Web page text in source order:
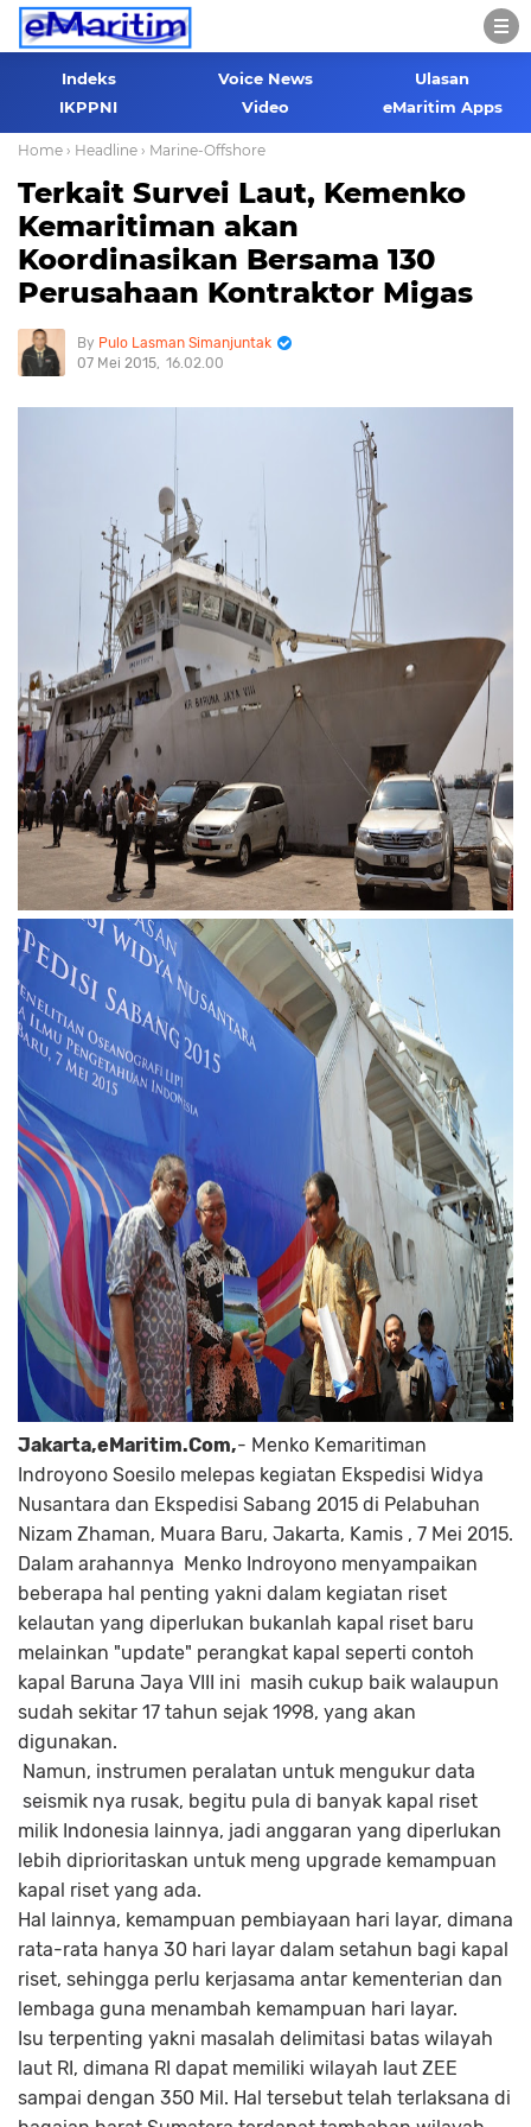
Indeks Voice News
Ulasan
IKPPNI
Video eMaritim Apps
Home › Headline › Marine-Offshore
Terkait Survei Laut, Kemenko
Kemaritiman akan
Koordinasikan Bersama 130
Perusahaan Kontraktor Migas
Pulo Lasman Simanjuntak
07 Mei 2015 16.02.00
Jakarta,eMaritim.Com,- Menko Kemaritiman
Indroyono Soesilo melepas kegiatan Ekspedisi Widya
Nusantara dan Ekspedisi Sabang 2015 di Pelabuhan
Nizam Zhaman, Muara Baru, Jakarta, Kamis , 7 Mei 2015.
Dalam arahannya Menko Indroyono menyampaikan
beberapa hal penting yakni dalam kegiatan riset
kelautan yang diperlukan bukanlah kapal riset baru
melainkan "update" perangkat kapal seperti contoh
kapal Baruna Jaya VIII ini masih cukup baik walaupun
sudah sekitar 17 tahun sejak 1998, yang akan
digunakan.
Namun, instrumen peralatan untuk mengukur data
seismik nya rusak, begitu pula di banyak kapal riset
milik Indonesia lainnya, jadi anggaran yang diperlukan
lebih diprioritaskan untuk meng upgrade kemampuan
kapal riset yang ada.
Hal lainnya, kemampuan pembiayaan hari layar, dimana
rata-rata hanya 30 hari layar dalam setahun bagi kapal
riset, sehingga perlu kerjasama antar kementerian dan
lembaga guna menambah kemampuan hari layar.
Isu terpenting yakni masalah delimitasi batas wilayah
laut RI, dimana RI dapat memiliki wilayah laut ZEE
sampai dengan 350 Mil. Hal tersebut telah terlaksana di